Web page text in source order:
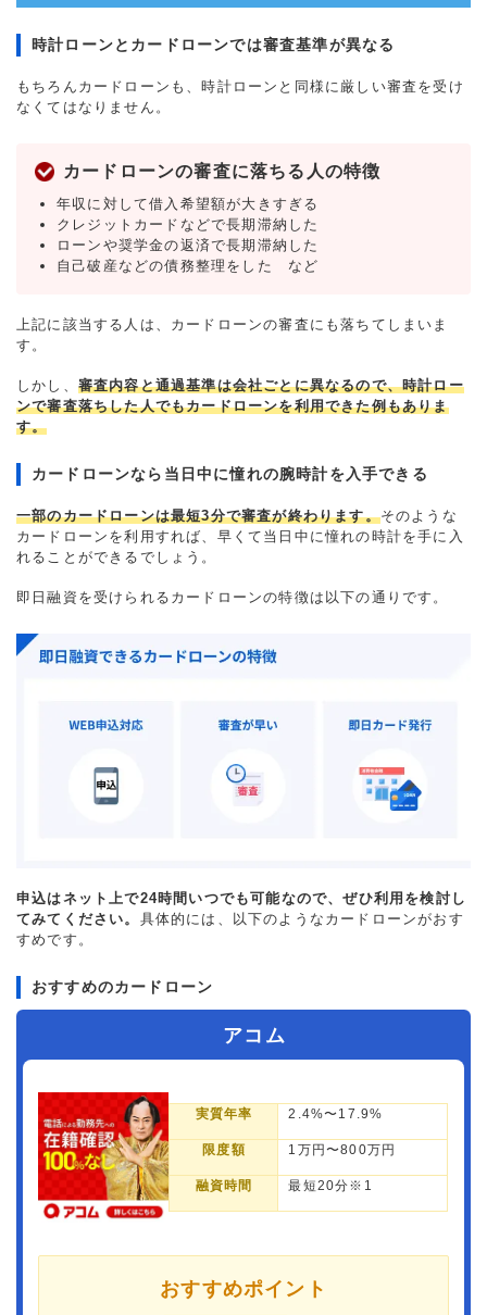
時計ローンとカードローンでは審査基準が異なる
もちろんカードローンも、時計ローンと同様に厳しい審査を受け
なくてはなりません。
カードローンの審査に落ちる人の特徴
年収に対して借入希望額が大きすぎる
クレジットカードなどで長期滞納した
ローンや奨学金の返済で長期滞納した
自己破産などの債務整理をした など
上記に該当する人は、カードローンの審査にも落ちてしまいま
す。
しかし、 審査内容と通過基準は会社ごとに異なるので、時計ロー
ンで審査落ちした人でもカードローンを利用できた例もありま
す。
カードローンなら当日中に憧れの腕時計を入手できる
一部のカードローンは最短3分で審査が終わります。そのような
カードローンを利用すれば、早くて当日中に憧れの時計を手に入
れることができるでしょう。
即日融資を受けられるカードローンの特徴は以下の通りです。
申込はネット上で24時間いつでも可能なので、ぜひ利用を検討し
てみてください。 具体的には、以下のようなカードローンがおす
すめです。
おすすめのカードローン
アコム
実質年率 2.4%〜17.9%
限度額 1万円〜800万円
融資時間 最短20分※1
おすすめポイント